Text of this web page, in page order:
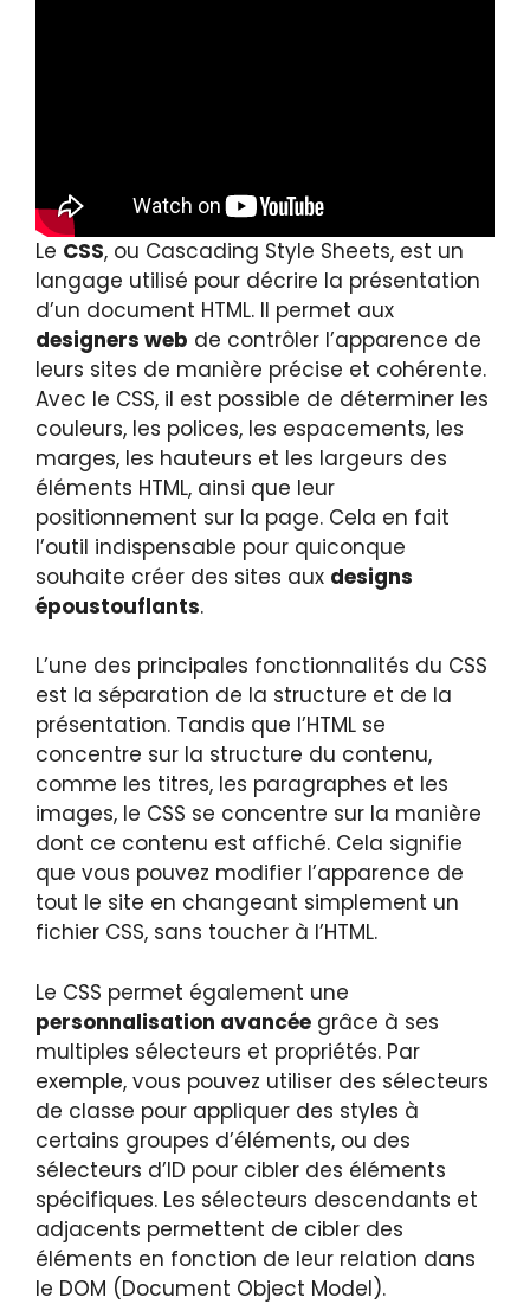
Le CSS, ou Cascading Style Sheets, est un
langage utilisé pour décrire la présentation
d’un document HTML. Il permet aux
designers web de contrôler l’apparence de
leurs sites de manière précise et cohérente.
Avec le CSS, il est possible de déterminer les
couleurs, les polices, les espacements, les
marges, les hauteurs et les largeurs des
éléments HTML, ainsi que leur
positionnement sur la page. Cela en fait
l’outil indispensable pour quiconque
souhaite créer des sites aux designs
époustouflants.
L’une des principales fonctionnalités du CSS
est la séparation de la structure et de la
présentation. Tandis que l’HTML se
concentre sur la structure du contenu,
comme les titres, les paragraphes et les
images, le CSS se concentre sur la manière
dont ce contenu est affiché. Cela signifie
que vous pouvez modifier l’apparence de
tout le site en changeant simplement un
fichier CSS, sans toucher à l’HTML.
Le CSS permet également une
personnalisation avancée grâce à ses
multiples sélecteurs et propriétés. Par
exemple, vous pouvez utiliser des sélecteurs
de classe pour appliquer des styles à
certains groupes d’éléments, ou des
sélecteurs d’ID pour cibler des éléments
spécifiques. Les sélecteurs descendants et
adjacents permettent de cibler des
éléments en fonction de leur relation dans
le DOM (Document Object Model).